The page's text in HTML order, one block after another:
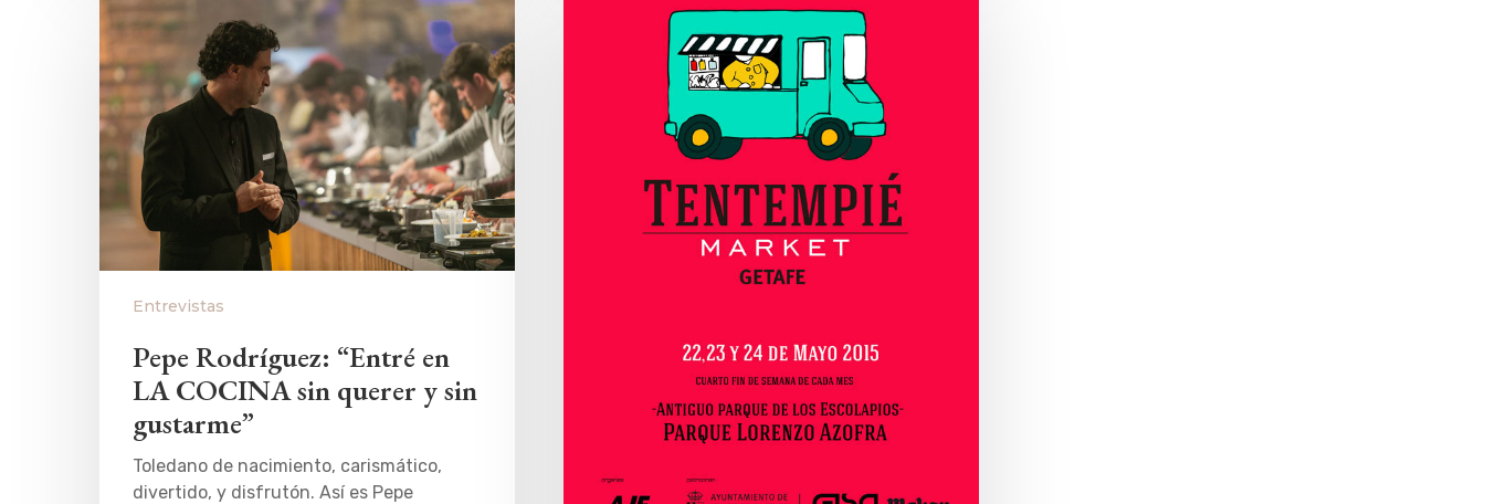
Entrevistas
Pepe Rodríguez: “Entré en
LA COCINA sin querer y sin
gustarme”
Toledano de nacimiento, carismático,
divertido, y disfrutón. Así es Pepe